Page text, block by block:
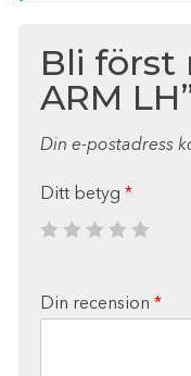
Bli först
ARM
Din e-postadress
Ditt betyg *
Din recension *